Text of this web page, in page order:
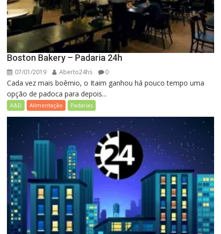
Boston Bakery – Padaria 24h
07/01/2019 Aberto24hs 0
Cada vez mais boêmio, o Itaim ganhou há pouco tempo uma
opção de padoca para depois...
A&D Alimentação Padarias